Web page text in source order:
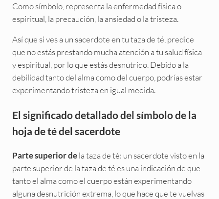
Como símbolo, representa la enfermedad física o
espiritual, la precaución, la ansiedad o la tristeza.
Así que si ves a un sacerdote en tu taza de té, predice
que no estás prestando mucha atención a tu salud física
y espiritual, por lo que estás desnutrido. Debido a la
debilidad tanto del alma como del cuerpo, podrías estar
experimentando tristeza en igual medida.
El significado detallado del símbolo de la
hoja de té del sacerdote
Parte superior dela taza de té: un sacerdote visto en la
parte superior de la taza de té es una indicación de que
tanto el alma como el cuerpo están experimentando
alguna desnutrición extrema, lo que hace que te vuelvas